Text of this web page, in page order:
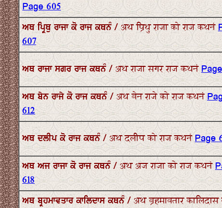
Page 605
ਅਥ ਪ੍ਰਿਥੁ ਰਾਜਾ ਕੋ ਰਾਜ ਕਥਨੰ / अथ प्रिथु राजा को राज कथनं
607
ਅਥ ਰਾਜਾ ਸਗਰ ਰਾਜ ਕਥਨੰ / अथ राजा सगर राज कथनं
ਅਥ ਬੇਨ ਰਾਜੇ ਕੋ ਰਾਜ ਕਥਨੰ / अथ बेन राजे को राज कथनं
612
ਅਥ ਦਲੀਪ ਕੋ ਰਾਜ ਕਥਨੰ / अथ दलीप को राज कथनंPage
ਅਥ ਅਜ ਰਾਜਾ ਕੋ ਰਾਜ ਕਥਨੰ / अथ अज राजा को राज कथनं
618
ਅਥ ਬ੍ਰਹਮਾਵਤਾਰ ਕਾਲਿਦਾਸ ਕਥਨੰ / अथ ब्रहमावतार